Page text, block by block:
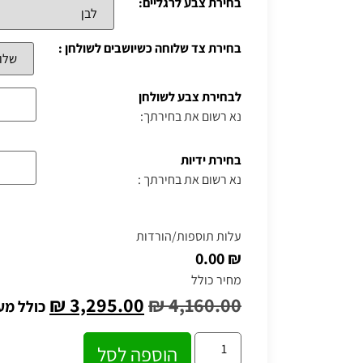
בחירת צד שלוחה כשיושבים לשולחן :
לבחירת צבע לשולחן
נא רשום את בחירתך:
בחירת ידיות
נא רשום את בחירתך :
עלות תוספות/הורדות
₪ 0.00
מחיר כולל
₪4,160.00
₪3,295.00 כולל
הוספה לסל